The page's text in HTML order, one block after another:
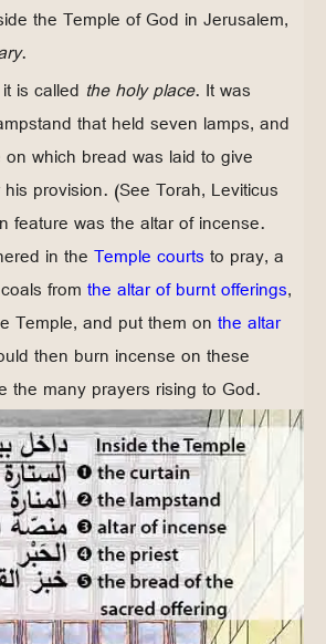
the Temple of God in Jerusalem,
.
is called the holy place. It was
that held seven lamps, and
which bread was laid to give
provision. (See Torah, Leviticus
feature was the altar of incense.
in the Temple courts to pray, a
from the altar of burnt offerings,
Temple, and put them on the altar
then burn incense on these
the many prayers rising to God.